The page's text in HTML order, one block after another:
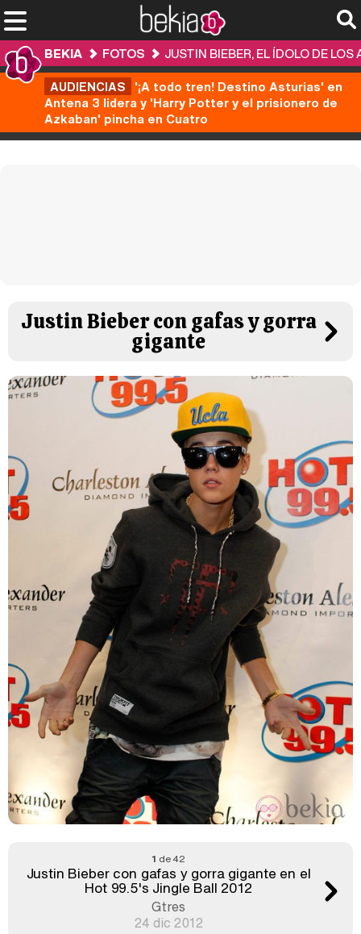
BEKIA FOTOS
JUSTIN BIEBER, EL ÍDOLO DE
AUDIENCIAS '¡A todo tren! Destino Asturias' en
Antena 3 lidera y 'Harry Potter y el prisionero de
Azkaban' pincha en Cuatro
Justin Bieber con gafas y gorra
gigante
1 de 42
Justin Bieber con gafas y gorra gigante en el
Hot 99.5's Jingle Ball 2012
Gtres
24 dic 2012